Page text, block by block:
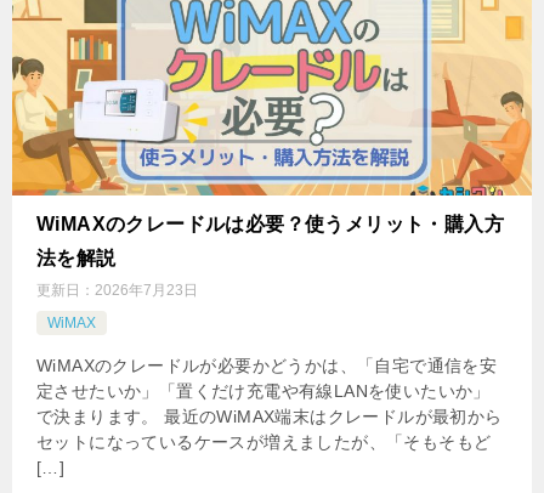
WiMAXのクレードルは必要？使うメリット・購入方
法を解説
更新日： 2026年7月23日
WiMAX
WiMAXのクレードルが必要かどうかは、「自宅で通信を安
定させたいか」「置くだけ充電や有線LANを使いたいか」
で決まります。 最近のWiMAX端末はクレードルが最初から
セットになっているケースが増えましたが、「そもそもど
[…]